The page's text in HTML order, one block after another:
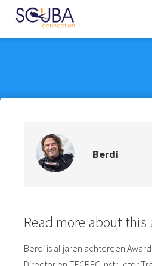
Berdi
Read more about this
Berdi is al jaren achtereen Award